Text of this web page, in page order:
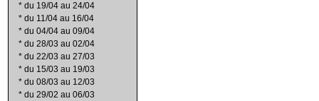
* du 19/04 au 24/04
* du 11/04 au 16/04
* du 04/04 au 09/04
* du 28/03 au 02/04
* du 22/03 au 27/03
* du 15/03 au 19/03
* du 08/03 au 12/03
* du 29/02 au 06/03